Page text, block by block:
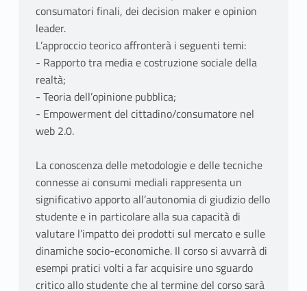
consumatori finali, dei decision maker e opinion
leader.
L’approccio teorico affronterà i seguenti temi:
- Rapporto tra media e costruzione sociale della
realtà;
- Teoria dell’opinione pubblica;
- Empowerment del cittadino/consumatore nel
web 2.0.
La conoscenza delle metodologie e delle tecniche
connesse ai consumi mediali rappresenta un
significativo apporto all’autonomia di giudizio dello
studente e in particolare alla sua capacità di
valutare l’impatto dei prodotti sul mercato e sulle
dinamiche socio-economiche. Il corso si avvarrà di
esempi pratici volti a far acquisire uno sguardo
critico allo studente che al termine del corso sarà